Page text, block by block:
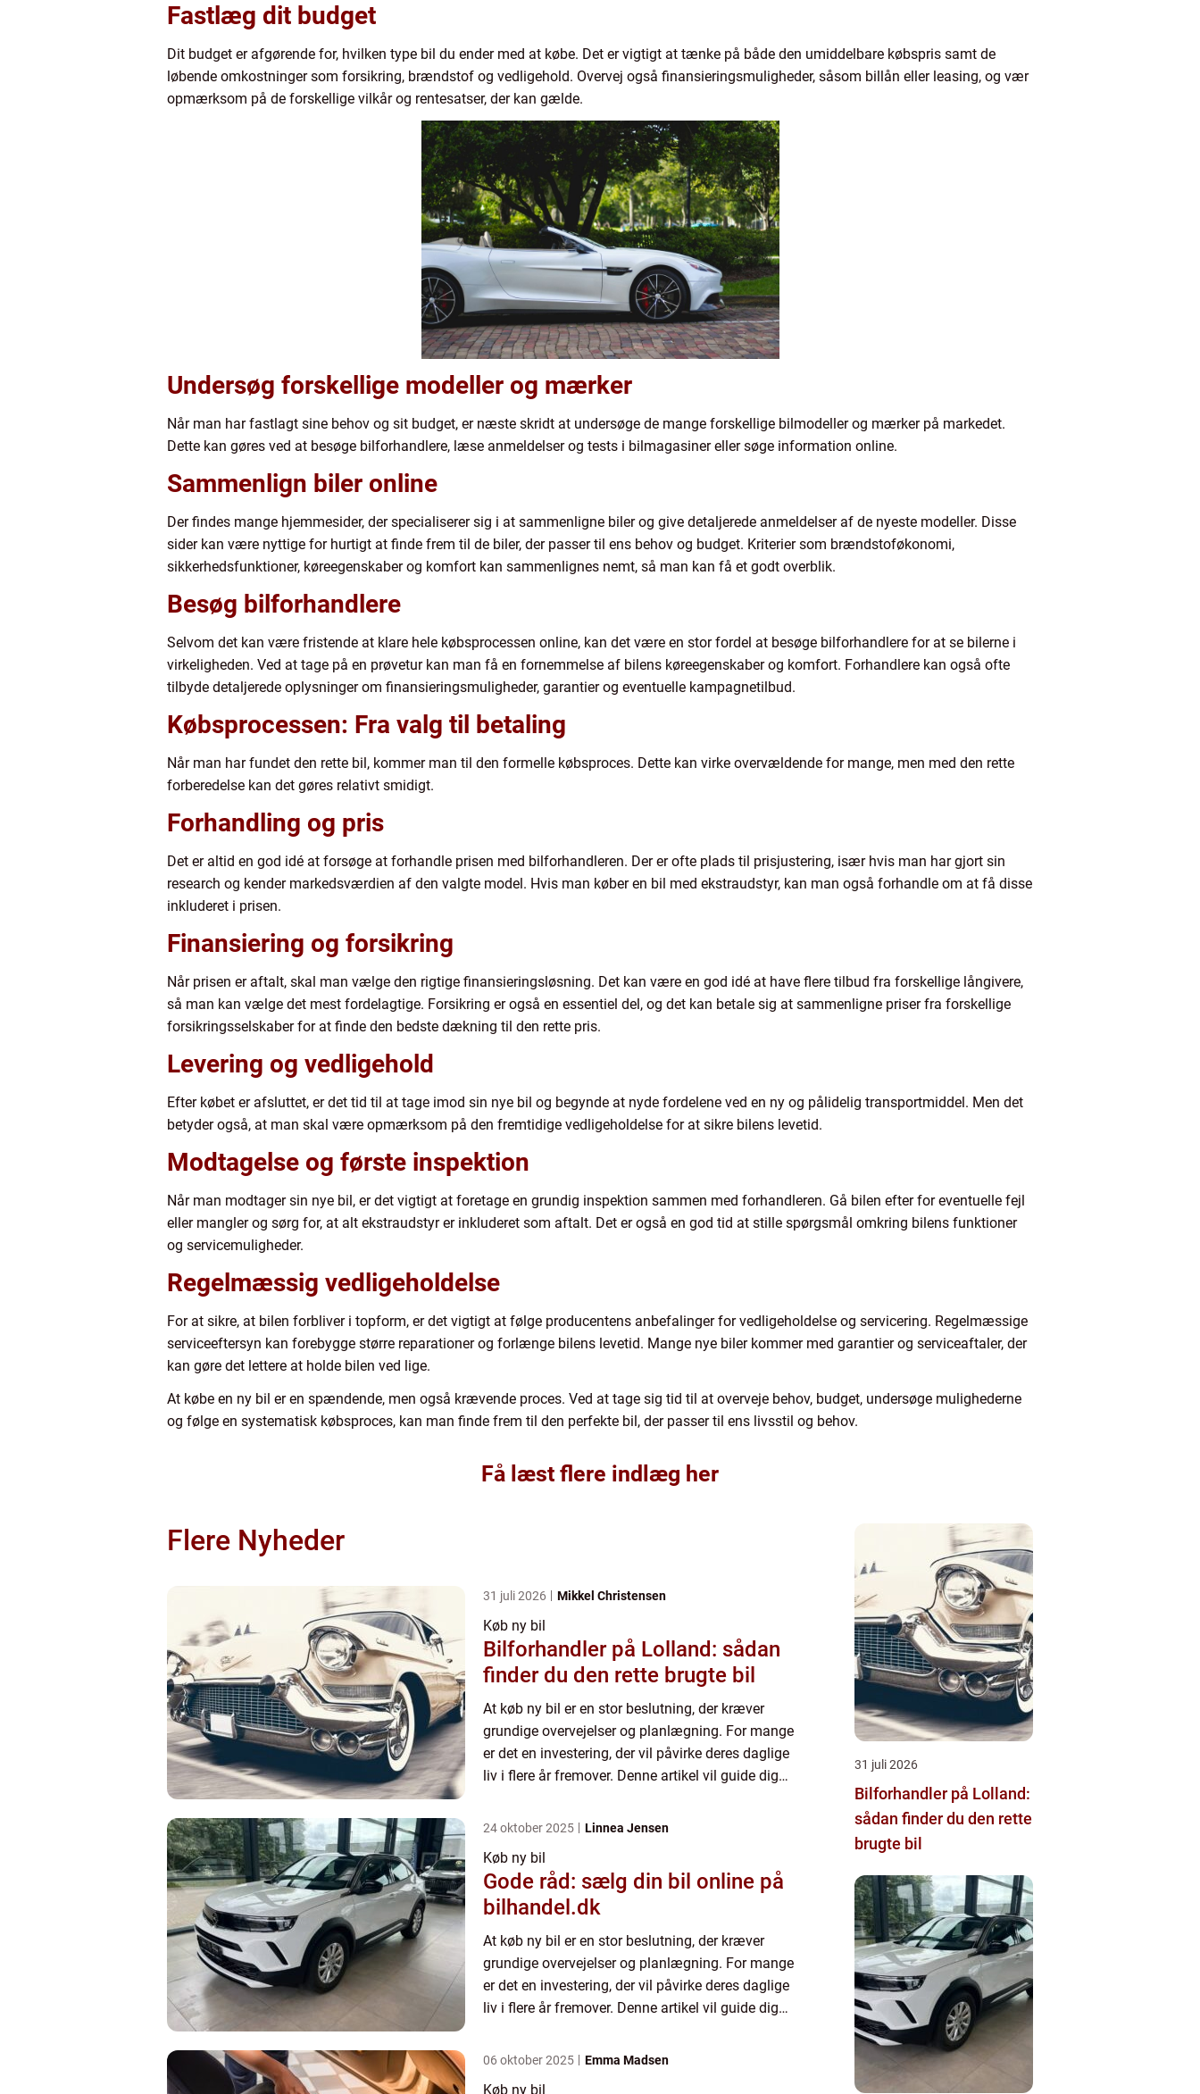
Fastlæg dit budget
Dit budget er afgørende for, hvilken type bil du ender med at købe. Det er vigtigt at tænke på både den umiddelbare købspris samt de
løbende omkostninger som forsikring, brændstof og vedligehold. Overvej også finansieringsmuligheder, såsom billån eller leasing, og vær
opmærksom på de forskellige vilkår og rentesatser, der kan gælde.
Undersøg forskellige modeller og mærker
Når man har fastlagt sine behov og sit budget, er næste skridt at undersøge de mange forskellige bilmodeller og mærker på markedet.
Dette kan gøres ved at besøge bilforhandlere, læse anmeldelser og tests i bilmagasiner eller søge information online.
Sammenlign biler online
Der findes mange hjemmesider, der specialiserer sig i at sammenligne biler og give detaljerede anmeldelser af de nyeste modeller. Disse
sider kan være nyttige for hurtigt at finde frem til de biler, der passer til ens behov og budget. Kriterier som brændstoføkonomi,
sikkerhedsfunktioner, køreegenskaber og komfort kan sammenlignes nemt, så man kan få et godt overblik.
Besøg bilforhandlere
Selvom det kan være fristende at klare hele købsprocessen online, kan det være en stor fordel at besøge bilforhandlere for at se bilerne i
virkeligheden. Ved at tage på en prøvetur kan man få en fornemmelse af bilens køreegenskaber og komfort. Forhandlere kan også ofte
tilbyde detaljerede oplysninger om finansieringsmuligheder, garantier og eventuelle kampagnetilbud.
Købsprocessen: Fra valg til betaling
Når man har fundet den rette bil, kommer man til den formelle købsproces. Dette kan virke overvældende for mange, men med den rette
forberedelse kan det gøres relativt smidigt.
Forhandling og pris
Det er altid en god idé at forsøge at forhandle prisen med bilforhandleren. Der er ofte plads til prisjustering, især hvis man har gjort sin
research og kender markedsværdien af den valgte model. Hvis man køber en bil med ekstraudstyr, kan man også forhandle om at få disse
inkluderet i prisen.
Finansiering og forsikring
Når prisen er aftalt, skal man vælge den rigtige finansieringsløsning. Det kan være en god idé at have flere tilbud fra forskellige långivere,
så man kan vælge det mest fordelagtige. Forsikring er også en essentiel del, og det kan betale sig at sammenligne priser fra forskellige
forsikringsselskaber for at finde den bedste dækning til den rette pris.
Levering og vedligehold
Efter købet er afsluttet, er det tid til at tage imod sin nye bil og begynde at nyde fordelene ved en ny og pålidelig transportmiddel. Men det
betyder også, at man skal være opmærksom på den fremtidige vedligeholdelse for at sikre bilens levetid.
Modtagelse og første inspektion
Når man modtager sin nye bil, er det vigtigt at foretage en grundig inspektion sammen med forhandleren. Gå bilen efter for eventuelle fejl
eller mangler og sørg for, at alt ekstraudstyr er inkluderet som aftalt. Det er også en god tid at stille spørgsmål omkring bilens funktioner
og servicemuligheder.
Regelmæssig vedligeholdelse
For at sikre, at bilen forbliver i topform, er det vigtigt at følge producentens anbefalinger for vedligeholdelse og servicering. Regelmæssige
serviceeftersyn kan forebygge større reparationer og forlænge bilens levetid. Mange nye biler kommer med garantier og serviceaftaler, der
kan gøre det lettere at holde bilen ved lige.
At købe en ny bil er en spændende, men også krævende proces. Ved at tage sig tid til at overveje behov, budget, undersøge mulighederne
og følge en systematisk købsproces, kan man finde frem til den perfekte bil, der passer til ens livsstil og behov.
Få læst flere indlæg her
Flere Nyheder
31 juli 2026 Mikkel Christensen
Køb ny bil
Bilforhandler på Lolland: sådan
finder du den rette brugte bil
At køb ny bil er en stor beslutning, der kræver
grundige overvejelser og planlægning. For mange
er det en investering, der vil påvirke deres daglige
liv i flere år fremover. Denne artikel vil guide dig
24 oktober 2025 Linnea Jensen
Køb ny bil
Gode råd: sælg din bil online på
bilhandel.dk
At køb ny bil er en stor beslutning, der kræver
grundige overvejelser og planlægning. For mange
er det en investering, der vil påvirke deres daglige
liv i flere år fremover. Denne artikel vil guide dig
06 oktober 2025 Emma Madsen
Køb ny bil
31 juli 2026
Bilforhandler på Lolland:
sådan finder du den rette
brugte bil